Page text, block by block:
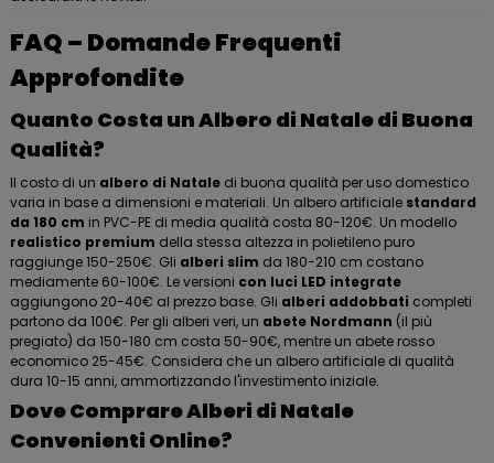
FAQ – Domande Frequenti
Approfondite
Quanto Costa un Albero di Natale di Buona
Qualità?
Il costo di un albero di Natale di buona qualità per uso domestico
varia in base a dimensioni e materiali. Un albero artificiale standard
da 180 cm in PVC-PE di media qualità costa 80-120€. Un modello
realistico premium della stessa altezza in polietileno puro
raggiunge 150-250€. Gli alberi slim da 180-210 cm costano
mediamente 60-100€. Le versioni con luci LED integrate
aggiungono 20-40€ al prezzo base. Gli alberi addobbati completi
partono da 100€. Per gli alberi veri, un abete Nordmann (il più
pregiato) da 150-180 cm costa 50-90€, mentre un abete rosso
economico 25-45€. Considera che un albero artificiale di qualità
dura 10-15 anni, ammortizzando l'investimento iniziale.
Dove Comprare Alberi di Natale
Convenienti Online?